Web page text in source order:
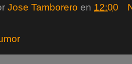
Jose Tamborero en 12:00